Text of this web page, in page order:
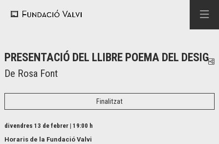
PRESENTACIÓ DEL LLIBRE POEMA DEL DESIG
De Rosa Font
Finalitzat
divendres 13 de febrer | 19:00 h
Horaris de la Fundació Valvi